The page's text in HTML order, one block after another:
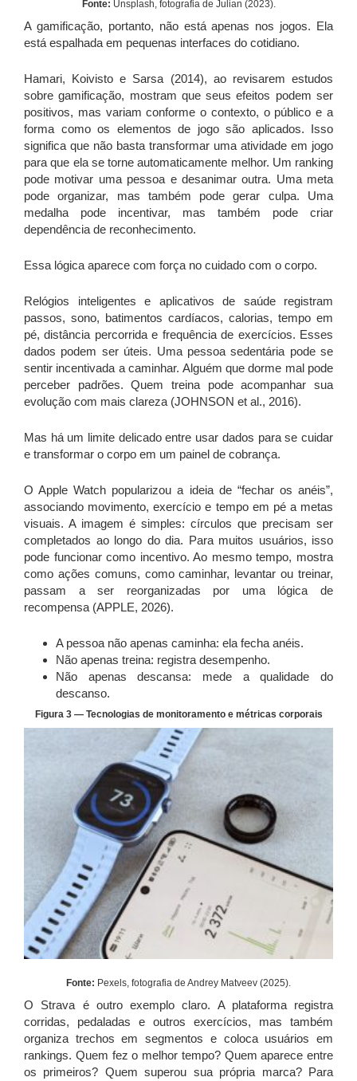
Fonte: Unsplash, fotografia de Julian (2023).
A gamificação, portanto, não está apenas nos jogos. Ela
está espalhada em pequenas interfaces do cotidiano.
Hamari, Koivisto e Sarsa (2014), ao revisarem estudos
sobre gamificação, mostram que seus efeitos podem ser
positivos, mas variam conforme o contexto, o público e a
forma como os elementos de jogo são aplicados. Isso
significa que não basta transformar uma atividade em jogo
para que ela se torne automaticamente melhor. Um ranking
pode motivar uma pessoa e desanimar outra. Uma meta
pode organizar, mas também pode gerar culpa. Uma
medalha pode incentivar, mas também pode criar
dependência de reconhecimento.
Essa lógica aparece com força no cuidado com o corpo.
Relógios inteligentes e aplicativos de saúde registram
passos, sono, batimentos cardíacos, calorias, tempo em
pé, distância percorrida e frequência de exercícios. Esses
dados podem ser úteis. Uma pessoa sedentária pode se
sentir incentivada a caminhar. Alguém que dorme mal pode
perceber padrões. Quem treina pode acompanhar sua
evolução com mais clareza (JOHNSON et al., 2016).
Mas há um limite delicado entre usar dados para se cuidar
e transformar o corpo em um painel de cobrança.
O Apple Watch popularizou a ideia de “fechar os anéis”,
associando movimento, exercício e tempo em pé a metas
visuais. A imagem é simples: círculos que precisam ser
completados ao longo do dia. Para muitos usuários, isso
pode funcionar como incentivo. Ao mesmo tempo, mostra
como ações comuns, como caminhar, levantar ou treinar,
passam a ser reorganizadas por uma lógica de
recompensa (APPLE, 2026).
A pessoa não apenas caminha: ela fecha anéis.
Não apenas treina: registra desempenho.
Não apenas descansa: mede a qualidade do
descanso.
Figura 3 — Tecnologias de monitoramento e métricas corporais
Fonte: Pexels, fotografia de Andrey Matveev (2025).
O Strava é outro exemplo claro. A plataforma registra
corridas, pedaladas e outros exercícios, mas também
organiza trechos em segmentos e coloca usuários em
rankings. Quem fez o melhor tempo? Quem aparece entre
os primeiros? Quem superou sua própria marca? Para